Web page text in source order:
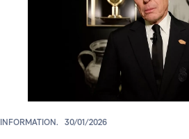
INFORMATION. 30/01/2026